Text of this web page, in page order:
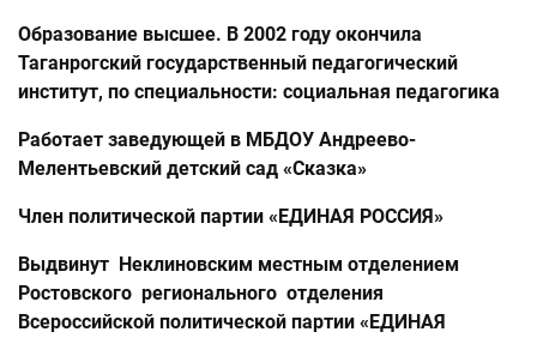
Образование высшее. В 2002 году окончила
Таганрогский государственный педагогический
институт, по специальности: социальная педагогика
Работает заведующей в МБДОУ Андреево-
Мелентьевский детский сад «Сказка»
Член политической партии «ЕДИНАЯ РОССИЯ»
Выдвинут Неклиновским местным отделением
Ростовского регионального отделения
Всероссийской политической партии «ЕДИНАЯ